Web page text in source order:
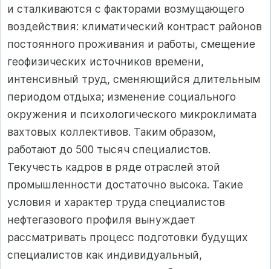
и сталкиваются с факторами возмущающего
воздействия: климатический контраст районов
постоянного проживания и работы, смещение
геофизических источников времени,
интенсивный труд, сменяющийся длительным
периодом отдыха; изменение социального
окружения и психологического микроклимата
вахтовых коллективов. Таким образом,
работают до 500 тысяч специалистов.
Текучесть кадров в ряде отраслей этой
промышленности достаточно высока. Такие
условия и характер труда специалистов
нефтегазового профиля вынуждает
рассматривать процесс подготовки будущих
специалистов как индивидуальный,